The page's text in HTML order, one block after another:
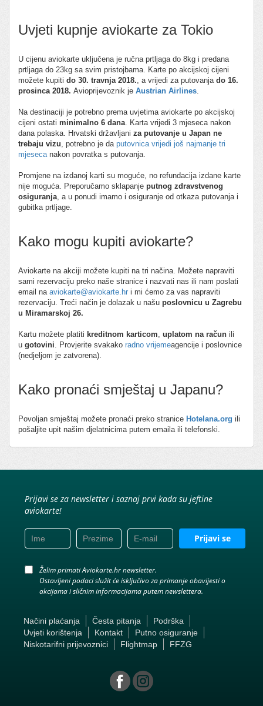
Uvjeti kupnje aviokarte za Tokio
U cijenu aviokarte uključena je ručna prtljaga do 8kg i predana
prtljaga do 23kg sa svim pristojbama. Karte po akcijskoj cijeni
možete kupiti do 30. travnja 2018. , a vrijedi za putovanja do 16.
prosinca 2018. Avioprijevoznik je Austrian Airlines
Na destinaciji je potrebno prema uvjetima aviokarte po akcijskoj
cijeni ostati minimalno 6 dana . Karta vrijedi 3 mjeseca nakon
dana polaska. Hrvatski državljani za putovanje u Japan ne
trebaju vizu , potrebno je da putovnica vrijedi još najmanje tri
mjeseca nakon povratka s putovanja.
Promjene na izdanoj karti su moguće, no refundacija izdane karte
nije moguća. Preporučamo sklapanje putnog zdravstvenog
osiguranja , a u ponudi imamo i osiguranje od otkaza putovanja i
gubitka prtljage.
Kako mogu kupiti aviokarte?
Aviokarte na akciji možete kupiti na tri načina. Možete napraviti
sami rezervaciju preko naše stranice i nazvati nas ili nam poslati
email na aviokarte@aviokarte.hr i mi ćemo za vas napraviti
rezervaciju. Treći način je dolazak u našu poslovnicu u Zagrebu
u Miramarskoj 26.
Kartu možete platiti kreditnom karticom uplatom na račun ili
u gotovini . Provjerite svakako radno vrijemeagencije i poslovnice
(nedjeljom je zatvorena).
Kako pronaći smještaj u Japanu?
Povoljan smještaj možete pronaći preko stranice Hotelana.org ili
pošaljite upit našim djelatnicima putem emaila ili telefonski.
Prijavi se za newsletter i saznaj prvi kada su jeftine
aviokarte!
Prijavi se
Želim primati Aviokarte.hr newsletter.
Ostavljeni podaci služit će isključivo za primanje obavijesti o
akcijama i sličnim informacijama putem newslettera.
Načini plaćanja Česta pitanja
Podrška
Uvjeti korištenja
Kontakt
Putno osiguranje
Niskotarifni prijevoznici
Flightmap FFZG